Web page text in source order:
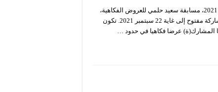
أطلق المسرح الوطني الجزائري “محي الدين بشطارزي”، في 22 أوت 2021، مسابقة سعيد حلمي للعروض الفكاهية،
الموجهة لمحترفي وهواة المسرح الذين يفوق سنهم 20 سنة. باب المشاركة مفتوح إلى غاية 22 سبتمبر 2021. تكون
المشارك(ة) عرضا فكاهيا في حدود …